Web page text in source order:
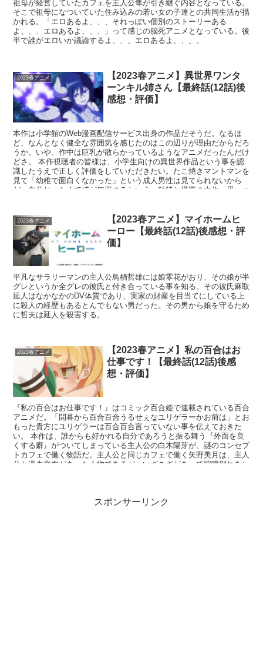
祖母が経営していたカフェを主人公隼が引き継ぐ内容となっている。
そこで祖母になついていた住み込みの若い女の子達との共同生活が描
かれる。「エロあるよ、、、それっぽい個別のストーリーある
よ、、、エロあるよ、、、」って感じの脳死アニメとなっている。後
半で誰がエロいか議論するよ、、、エロあるよ、、、。
2023春アニメ
【2023春アニメ】異世界ワンタ
ーンキル姉さん【最終話(12話)後
感想・評価】
本作は小学館のWeb漫画配信サービス出身の作品だそうだ。なるほ
ど、なんとなく健全な雰囲気を感じたのはこの辺りが理由だからだろ
うか。いや、作中は巨乳が散らかっているようなアニメだったんだけ
どさ。 本作視聴者の皆様は、小学生向けの異世界作品という事を認
識したうえで正しく評価をしていただきたい。たこ焼きマントマンを
見て「幼稚で面白くなかった」という成人男性は見てられないから
だ。自分じゃなくて姉が無双するという、独特な構図の本作。思いつ
2023春アニメ
【2023春アニメ】マイホームヒ
ーロー【最終話(12話)後感想・評
価】
平凡なサラリーマンの主人公鳥栖哲雄には娘零花がおり、その娘が半
グレというか全グレの彼氏と付き合っている事を知る。その彼氏麻取
延人はなかなかのDV体質であり、実家の財産を目当てにしている上
に殺人の経歴もあるとんでもない男だった。その男から娘を守るため
に哲夫は延人を殺害する。
2023春アニメ
【2023春アニメ】私の百合はお
仕事です！【最終話(12話)後感
想・評価】
『私の百合はお仕事です！』はコミック百合姫で連載されている百合
アニメだ。「開幕から百合百合うるせぇなユリゲラーかお前は」とお
もった貴方にユリゲラーは百合百合言っていない事を伝えておきた
い。 本作は、誰からも好かれる自分であろうと振る舞う『外面を良
くする癖』がついてしまっている主人公の白木陽芽が、謎のコンセプ
トカフェで働く物語だ。主人公と同じカフェで働く矢野美月は、主人
公と過去交友があった人物であるが、いざこざがあって喧嘩別れをし
スポンサーリンク